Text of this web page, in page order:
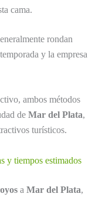
cama.
rondan
y la empresa
ambos métodos
de Mar del Plata,
turísticos.
y tiempos estimados
a Mar del Plata,